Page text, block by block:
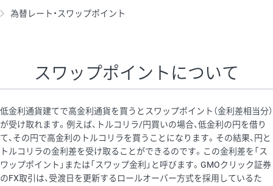
為替レート・スワップポイント
スワップポイントについて
低金利通貨建てで高金利通貨を買うとスワップポイント（金利差相当分）
が受け取れます。例えば、トルコリラ/円買いの場合、低金利の円を借り
て、その円で高金利のトルコリラを買うことになります。その結果、円と
トルコリラの金利差を受け取ることができるのです。この金利差を「ス
ワップポイント」または「スワップ金利」と呼びます。GMOクリック証券
のFX取引は、受渡日を更新するロールオーバー方式を採用しているた